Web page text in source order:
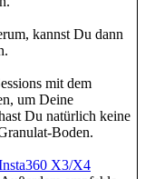
kannst Du dann
mit dem
um Deine
Du natürlich keine
Boden.
X3/X4